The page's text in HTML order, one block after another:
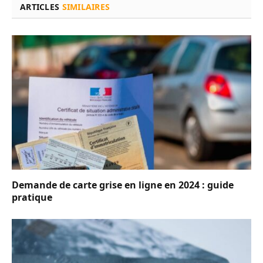
ARTICLES SIMILAIRES
Demande de carte grise en ligne en 2024 : guide
pratique